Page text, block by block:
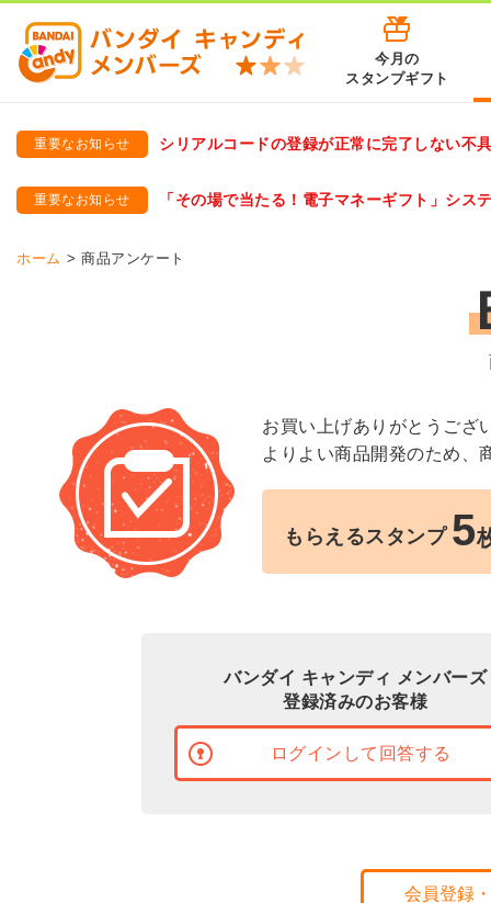
今月の
スタンプギフト
重要なお知らせ
シリアルコードの登録が正常に完了しない不
重要なお知らせ
「その場で当たる！電子マネーギフト」シス
ホーム 商品アンケート
お買い上げありがとうござ
よりよい商品開発のため、
もらえるスタンプ 5
バンダイ キャンディ メンバーズ
登録済みのお客様
ログインして回答する
会員登録